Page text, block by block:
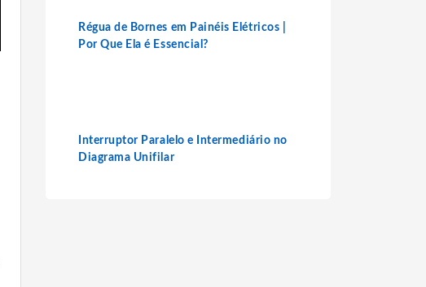
Régua de Bornes em Painéis Elétricos |
Por Que Ela é Essencial?
Interruptor Paralelo e Intermediário no
Diagrama Unifilar